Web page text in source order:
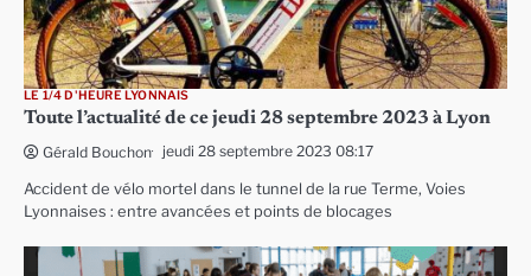
LE 1/4 D'HEURE LYONNAIS
Toute l’actualité de ce jeudi 28 septembre 2023 à Lyon
Gérald Bouchon jeudi 28 septembre 2023 08:17
Accident de vélo mortel dans le tunnel de la rue Terme, Voies
Lyonnaises : entre avancées et points de blocages